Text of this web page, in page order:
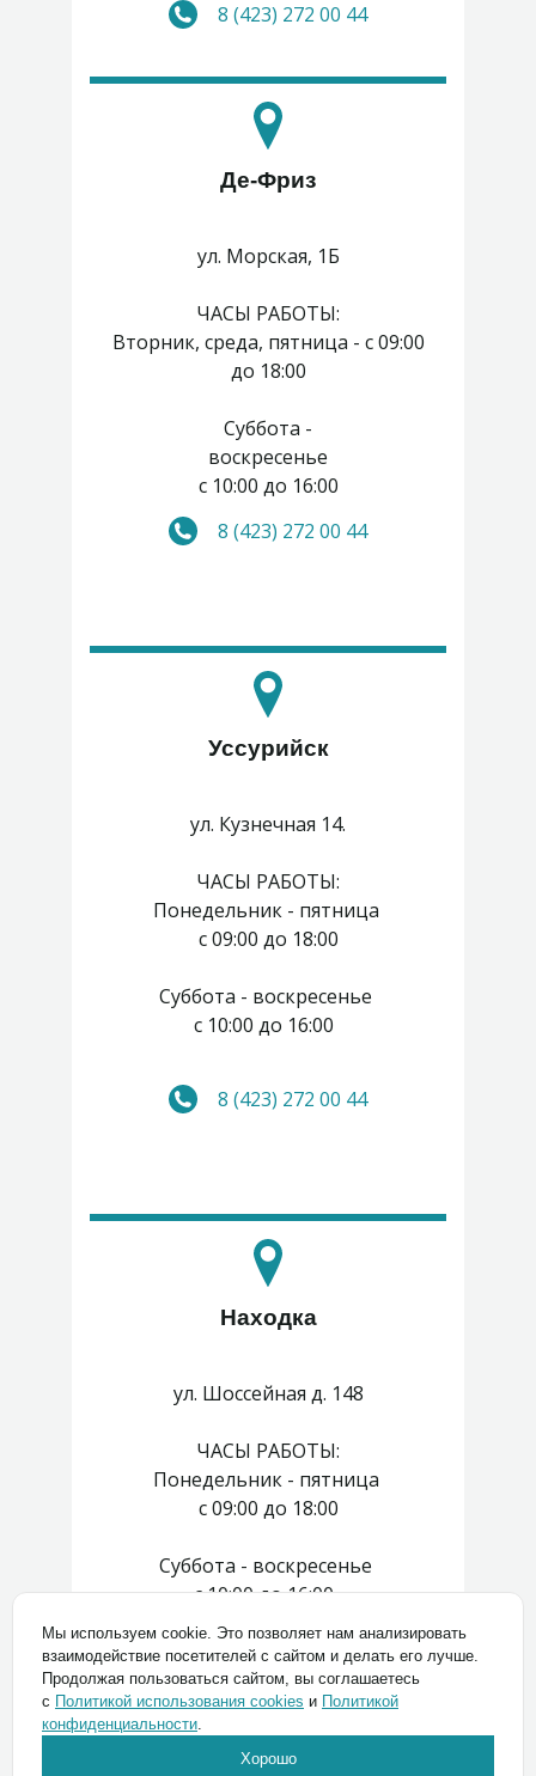
8 (423) 272 00 44
ул. Морская, 1Б
ЧАСЫ РАБОТЫ:
Вторник, среда, пятница - с 09:00
до 18:00
Суббота -
воскресенье
с 10:00 до 16:00
Понедельник, четверг -
Де-Фриз
8 (423) 272 00 44
ул. Кузнечная 14.
ЧАСЫ РАБОТЫ:
Понедельник - пятница
с 09:00 до 18:00
Суббота - воскресенье
с 10:00 до 16:00
Уссурийск
8 (423) 272 00 44
ул. Шоссейная д. 148
ЧАСЫ РАБОТЫ:
Понедельник - пятница
с 09:00 до 18:00
Суббота - воскресенье
с 10:00 до 16:00
Находка
8 (423) 272 00 44
Мы используем cookie. Это позволяет нам анализировать
взаимодействие посетителей с сайтом и делать его лучше.
Продолжая пользоваться сайтом, вы соглашаетесь
с Политикой использования cookies и Политикой
конфиденциальности.
Хорошо